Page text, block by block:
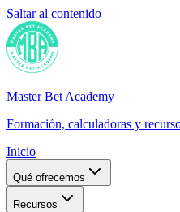
Saltar al contenido
Master Bet Academy
Formación, calculadoras y
Inicio
Qué ofrecemos
Recursos